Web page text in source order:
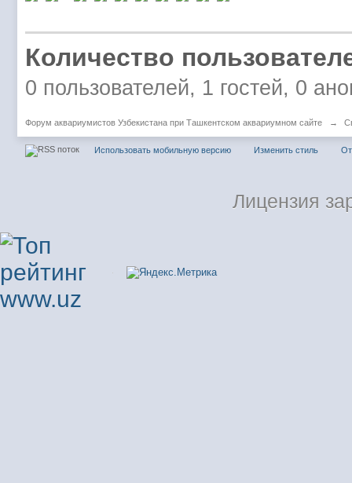
Количество
0 пользователей, 1 гостей, 0
Форум аквариумистов Узбекистана при Ташкентском аквариумном сайте →
Использовать мобильную версию Изменить стиль
Лицензия